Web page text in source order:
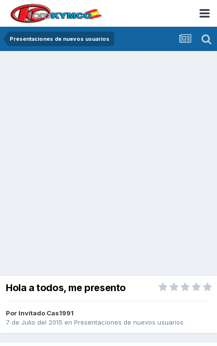
Presentaciones de nuevos usuarios
Hola a todos, me presento
Por Invitado Cas1991
7 de Julio del 2015 en Presentaciones de nuevos usuarios